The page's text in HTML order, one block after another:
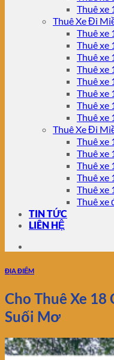
Thuê xe
Thuê Xe Đi
Thuê xe
Thuê xe
Thuê xe
Thuê xe
Thuê xe
Thuê xe
Thuê xe
Thuê xe
Thuê Xe Đi
Thuê xe
Thuê xe
Thuê xe
Thuê xe
Thuê xe
Thuê xe
TIN TỨC
LIÊN HỆ
ĐỊA ĐIỂM
Cho Thuê Xe 18
Suối Mơ